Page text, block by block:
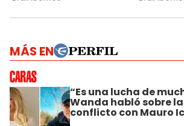
MÁS EN
“Es una lucha de
Wanda habló sobre
conflicto con Mauro